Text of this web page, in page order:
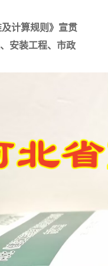
计算规则》宣贯
安装工程、市政